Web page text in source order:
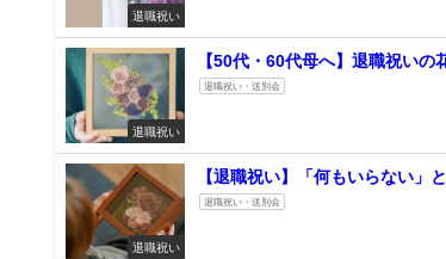
退職祝い
退職祝い
【50代・60代母へ】退職祝いの
退職祝い・送別会
退職祝い
【退職祝い】「何もいらない」
退職祝い・送別会